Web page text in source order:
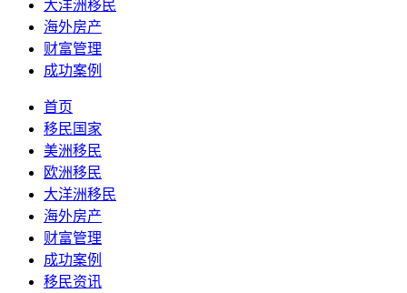
大洋洲移民
海外房产
财富管理
成功案例
首页
移民国家
美洲移民
欧洲移民
大洋洲移民
海外房产
财富管理
成功案例
移民资讯